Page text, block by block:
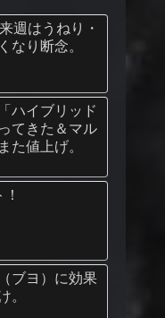
週はうねり・
なり断念。
ハイブリッド
てきた＆マル
た値上げ。
ブヨ）に効果
。